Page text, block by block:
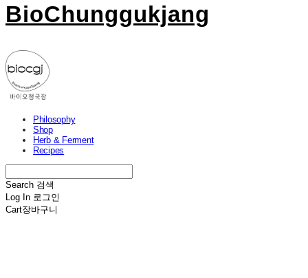
BioChunggukjang
Philosophy
Shop
Herb & Ferment
Recipes
Search 검색
Log In 로그인
Cart장바구니